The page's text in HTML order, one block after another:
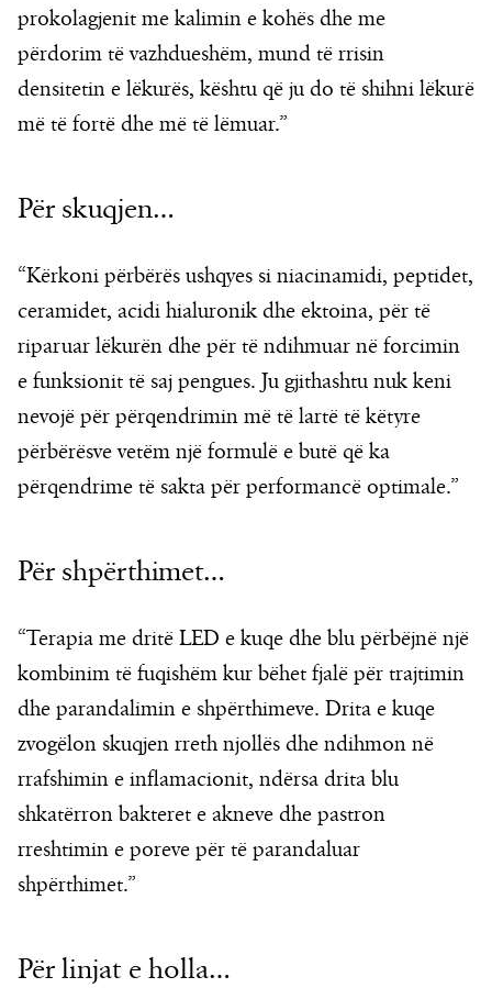
prokolagjenit me kalimin e kohës dhe me
përdorim të vazhdueshëm, mund të rrisin
densitetin e lëkurës, kështu që ju do të shihni lëkurë
më të fortë dhe më të lëmuar.”
Për skuqjen…
“Kërkoni përbërës ushqyes si niacinamidi, peptidet,
ceramidet, acidi hialuronik dhe ektoina, për të
riparuar lëkurën dhe për të ndihmuar në forcimin
e funksionit të saj pengues. Ju gjithashtu nuk keni
nevojë për përqendrimin më të lartë të këtyre
përbërësve vetëm një formulë e butë që ka
përqendrime të sakta për performancë optimale.”
Për shpërthimet…
“Terapia me dritë LED e kuqe dhe blu përbëjnë një
kombinim të fuqishëm kur bëhet fjalë për trajtimin
dhe parandalimin e shpërthimeve. Drita e kuqe
zvogëlon skuqjen rreth njollës dhe ndihmon në
rrafshimin e inflamacionit, ndërsa drita blu
shkatërron bakteret e akneve dhe pastron
rreshtimin e poreve për të parandaluar
shpërthimet.”
Për linjat e holla…